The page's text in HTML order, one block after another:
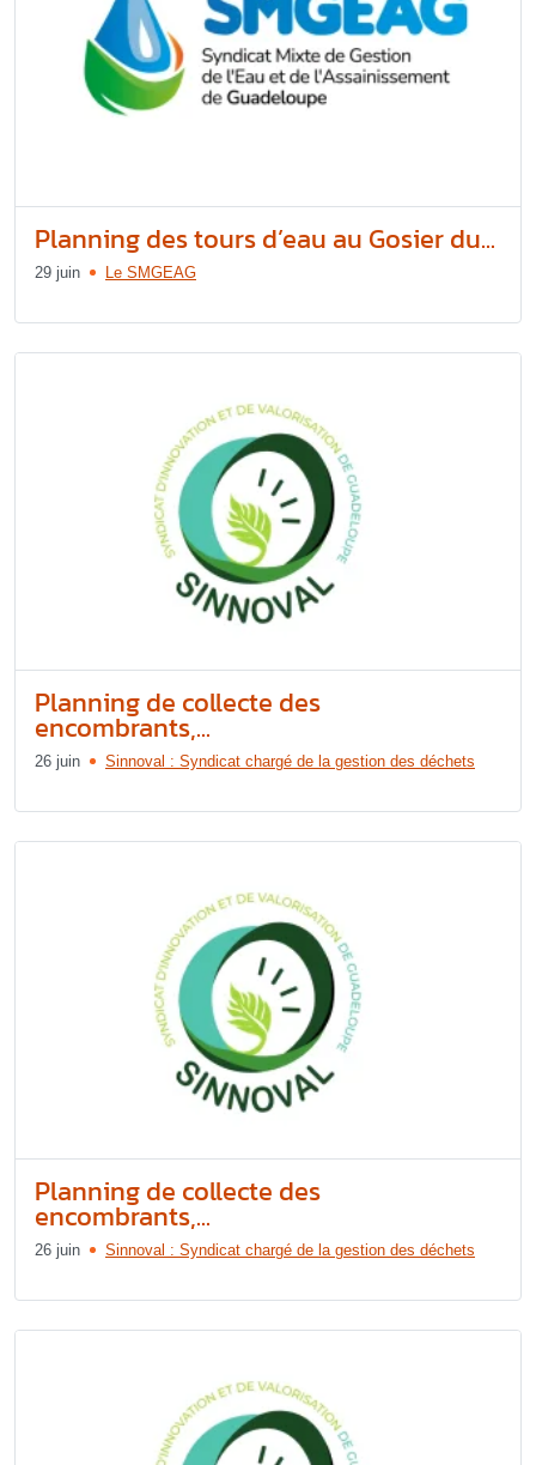
Planning des tours d’eau au Gosier du...
29 juin Le SMGEAG
Planning de collecte des
encombrants,...
26 juin Sinnoval : Syndicat chargé de la gestion des déchets
Planning de collecte des
encombrants,...
26 juin Sinnoval : Syndicat chargé de la gestion des déchets